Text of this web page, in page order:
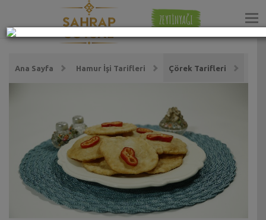
ZEYTİNYAĞI
Ana Sayfa Hamur İşi Tarifleri Çörek Tarifleri